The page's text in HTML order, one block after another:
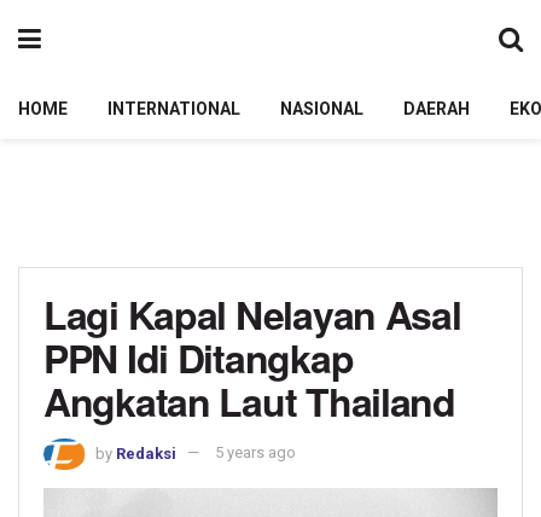
HOME INTERNATIONAL NASIONAL DAERAH
Lagi Kapal Nelayan Asal
PPN Idi Ditangkap
Angkatan Laut Thailand
by Redaksi 5 years ago